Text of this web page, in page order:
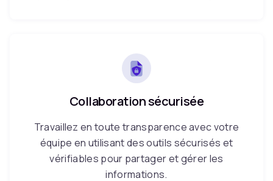
Collaboration sécurisée
Travaillez en toute transparence avec votre
équipe en utilisant des outils sécurisés et
vérifiables pour partager et gérer les
informations.